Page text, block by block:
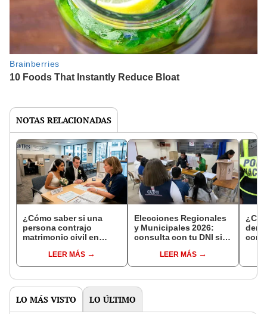
NOTAS RELACIONADAS
¿Cómo saber si una
persona contrajo
matrimonio civil en
LEER MÁS
Elecciones Regionales
y Municipales 2026:
consulta con tu DNI si
de mesa para este 4 de
octubre en el link oficial
LEER MÁS
con
LO MÁS VISTO LO ÚLTIMO